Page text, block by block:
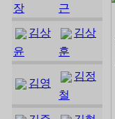
장
근
김상
윤
김상
훈
김영
김정
철